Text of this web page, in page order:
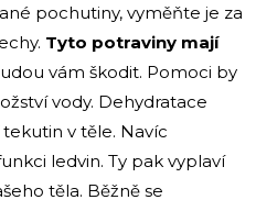
pochutiny, vyměňte je za
Tyto potraviny mají
vám škodit. Pomoci by
vody. Dehydratace
v těle. Navíc
ledvin. Ty pak vyplaví
těla. Běžně se